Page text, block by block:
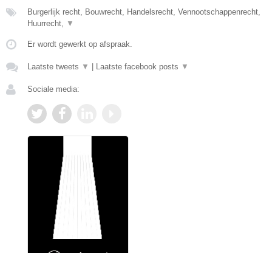
Burgerlijk recht, Bouwrecht, Handelsrecht, Vennootschappenrecht,
Huurrecht,
▼
Er wordt gewerkt op afspraak.
Laatste tweets ▼ Laatste facebook posts ▼
Sociale media: